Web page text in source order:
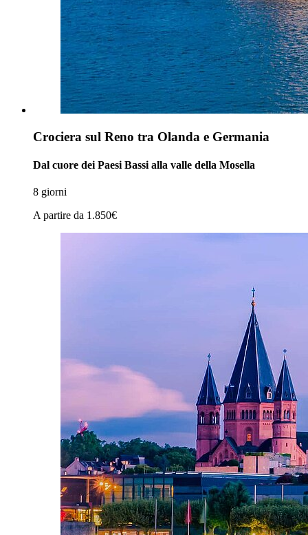
Crociera sul Reno tra Olanda e Germania
Dal cuore dei Paesi Bassi alla valle della Mosella
8 giorni
A partire da 1.850€